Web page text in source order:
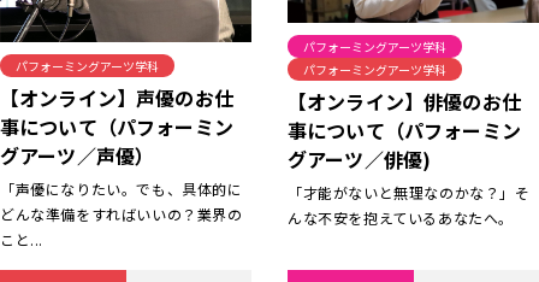
パフォーミングアーツ学科
【オンライン】声優のお仕
事について（パフォーミン
グアーツ／声優）
「声優になりたい。でも、具体的に
どんな準備をすればいいの？業界の
こと...
パフォーミングアーツ学科
パフォーミングアーツ学科
【オンライン】俳優のお仕
事について（パフォーミン
グアーツ／俳優)
「才能がないと無理なのかな？」そ
んな不安を抱えているあなたへ。